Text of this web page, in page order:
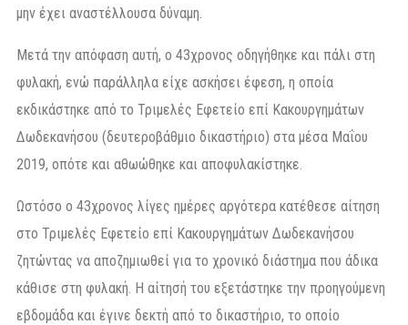
μην έχει αναστέλλουσα δύναμη.
Μετά την απόφαση αυτή, ο 43χρονος οδηγήθηκε και πάλι στη
φυλακή, ενώ παράλληλα είχε ασκήσει έφεση, η οποία
εκδικάστηκε από το Τριμελές Εφετείο επί Κακουργημάτων
Δωδεκανήσου (δευτεροβάθμιο δικαστήριο) στα μέσα Μαΐου
2019, οπότε και αθωώθηκε και αποφυλακίστηκε.
Ωστόσο ο 43χρονος λίγες ημέρες αργότερα κατέθεσε αίτηση
στο Τριμελές Εφετείο επί Κακουργημάτων Δωδεκανήσου
ζητώντας να αποζημιωθεί για το χρονικό διάστημα που άδικα
κάθισε στη φυλακή. Η αίτησή του εξετάστηκε την προηγούμενη
εβδομάδα και έγινε δεκτή από το δικαστήριο, το οποίο